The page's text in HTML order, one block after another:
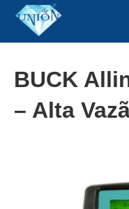
BUCK
– Alta